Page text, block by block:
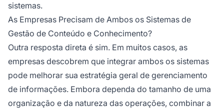
sistemas.
As Empresas Precisam de Ambos os Sistemas de
Gestão de Conteúdo e Conhecimento?
Outra resposta direta é sim. Em muitos casos, as
empresas descobrem que integrar ambos os sistemas
pode melhorar sua estratégia geral de gerenciamento
de informações. Embora dependa do tamanho de uma
organização e da natureza das operações, combinar a